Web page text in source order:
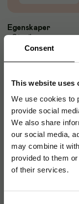
Consent
This website uses
We use cookies to
provide social
We also share
our social media,
may combine it
provided to them
of their services.
Egenskaper
- Steril vara
- Återfuktar och
Artikelnummer:
Originalnummer:
EAN: